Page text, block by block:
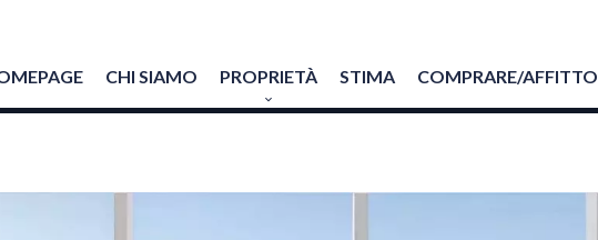
CHI SIAMO PROPRIETÀ STIMA COMPRARE/AFFITTO